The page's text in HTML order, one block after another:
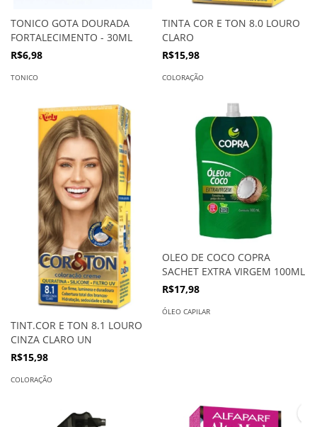
TONICO GOTA DOURADA
FORTALECIMENTO - 30ML
R$6,98
TONICO
TINTA COR E TON 8.0 LOURO
CLARO
R$15,98
COLORAÇÃO
TINT.COR E TON 8.1 LOURO
CINZA CLARO UN
R$15,98
COLORAÇÃO
OLEO DE COCO COPRA
SACHET EXTRA VIRGEM 100ML
R$17,98
ÓLEO CAPILAR